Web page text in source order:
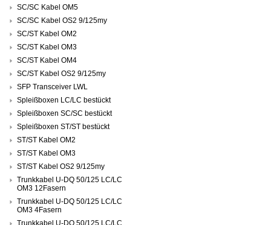
SC/SC Kabel OM5
SC/SC Kabel OS2 9/125my
SC/ST Kabel OM2
SC/ST Kabel OM3
SC/ST Kabel OM4
SC/ST Kabel OS2 9/125my
SFP Transceiver LWL
Spleißboxen LC/LC bestückt
Spleißboxen SC/SC bestückt
Spleißboxen ST/ST bestückt
ST/ST Kabel OM2
ST/ST Kabel OM3
ST/ST Kabel OS2 9/125my
Trunkkabel U-DQ 50/125 LC/LC
OM3 12Fasern
Trunkkabel U-DQ 50/125 LC/LC
OM3 4Fasern
Trunkkabel U-DQ 50/125 LC/LC